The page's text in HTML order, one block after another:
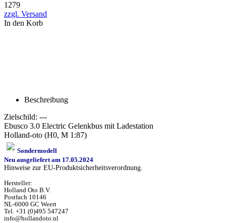
1279
zzgl. Versand
In den Korb
Beschreibung
Zielschild: ---
Ebusco 3.0 Electric Gelenkbus mit Ladestation
Holland-oto (H0, M 1:87)
Sondermodell
Neu ausgeliefert am 17.05.2024
Hinweise zur EU-Produktsicherheitsverordnung.
Hersteller:
Holland Oto B.V.
Postfach 10146
NL-6000 GC Weert
Tel. +31 (0)495 547247
info@hollandoto.nl